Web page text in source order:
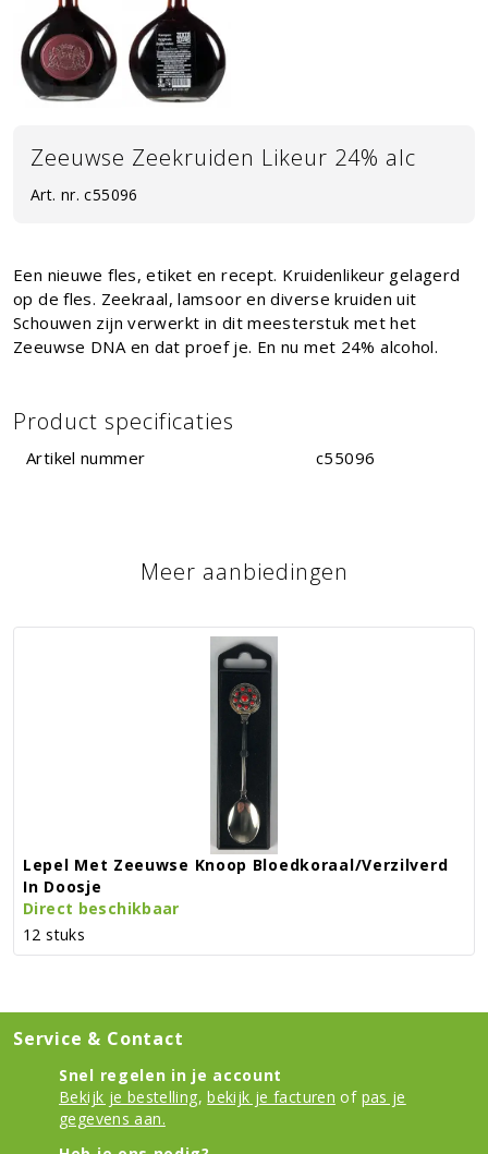
Zeeuwse Zeekruiden Likeur 24% alc
Art. nr. c55096
Een nieuwe fles, etiket en recept. Kruidenlikeur gelagerd
op de fles. Zeekraal, lamsoor en diverse kruiden uit
Schouwen zijn verwerkt in dit meesterstuk met het
Zeeuwse DNA en dat proef je. En nu met 24% alcohol.
Product specificaties
Artikel nummer c55096
Meer aanbiedingen
Lepel Met Zeeuwse Knoop Bloedkoraal/verzilverd
In Doosje
Direct beschikbaar
12 stuks
Service & Contact
Snel regelen in je account
Bekijk je bestelling, bekijk je facturen of pas je
gegevens aan.